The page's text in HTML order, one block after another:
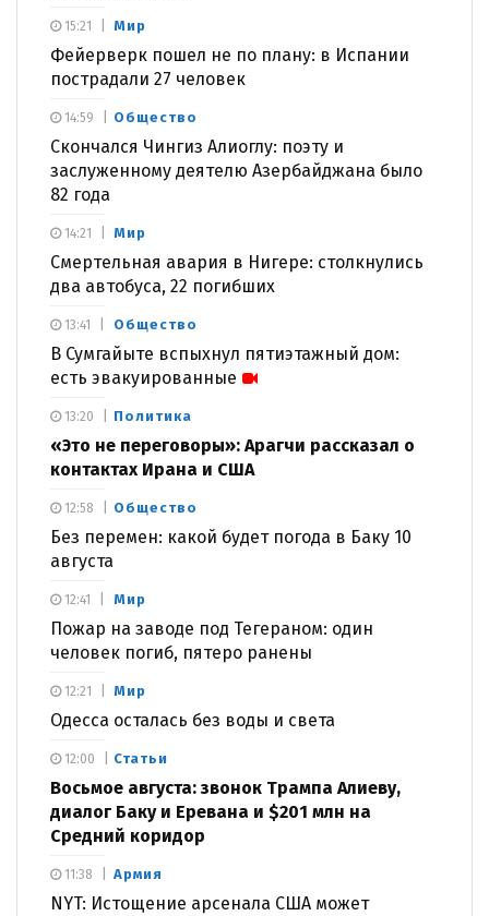
Мир
Фейерверк пошел не по плану: в Испании
пострадали 27 человек
15:21
Общество
Скончался Чингиз Алиоглу: поэту и
заслуженному деятелю Азербайджана было
82 года
14:59
Мир
Смертельная авария в Нигере: столкнулись
два автобуса, 22 погибших
14:21
Общество
В Сумгайыте вспыхнул пятиэтажный дом:
есть эвакуированные
13:41
Политика
«Это не переговоры»: Арагчи рассказал о
контактах Ирана и США
13:20
Общество
Без перемен: какой будет погода в Баку 10
августа
12:58
Мир
Пожар на заводе под Тегераном: один
человек погиб, пятеро ранены
12:41
Мир
Одесса осталась без воды и света
12:21
Статьи
Восьмое августа: звонок Трампа Алиеву,
диалог Баку и Еревана и $201 млн на
Средний коридор
12:00
Армия
NYT: Истощение арсенала США может
11:38